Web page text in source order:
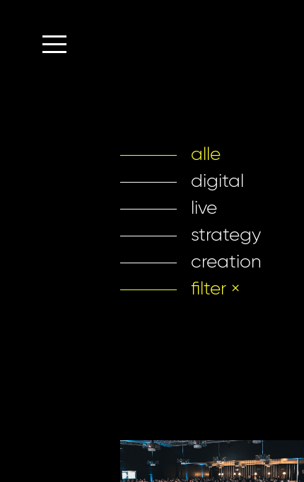
alle
digital
live
strategy
creation
filter ×